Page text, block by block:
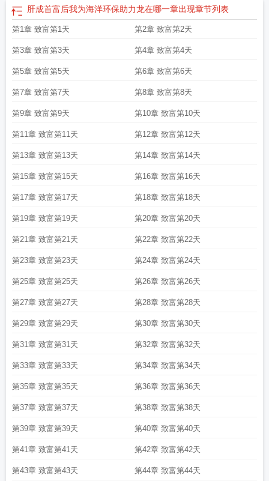
——————————————无cp预收《朕不肝了！》xx穿成了网游《争霸》
里的小皇帝npc。他有一个好消息:他身负游戏系统，知晓剧情。他也有个坏消息:
他是未来亡国君，群雄起义。*【系统:任务一，大风过境，救民救粮。】xx看着县
城，自带瘟疫buff，造反buff，贫困buff，贪buff……xx回望大臣，自带贪婪buff，
害忠良，众多能人志士不堪受迫，揭竿起义，到底谁能登上宝座，为一方霸
命:）*xx哭了，他上敲打大臣玩家，下开义堂学院培养人才，左右还躲着避着发展
科技努力基建。可好不容易才充盈了点小金库，周围虎视眈眈的大臣全闻到味过
近日河坝年久失修。后宫·刺杀玩家·贵妃:陛下，您都好久没来看妾身了。xx:……
要，要钱要命没有，全给朕基建去！！！*几年后，游戏论坛上，一个帖子架起了
几的大神一个没成功，这还叫什么争霸？哦，游戏建模倒是挺超前的，那有什么
利民工程可都写着我们会长的大名呢！3l:哪来的酸鸡？你不知道这世界第一支刺
客军团是我女神？xxl:……楼主，这游戏早改名《基建》，不叫《争霸》了，你不
甲扬名立万》上栗学院是泽西大陆最有名的一所魔武学院，以课程最重，要求最
高，老师最变态而闻名。作为剑士三年级首席，xx在一次初级魔法考试中昏迷过
他自己的壳子。——皮下是用老沉的目光盯着自己的老校长。xx:芜湖！看我不让
祸了，校长亲自去协商。开年级大会，校长还得使出传奇魔法。在又一次因为背
不住咒语被“自己”揪住后，xx炸了！他阴沉沉地看着自己，“你的剑术都学会了？”
术给解决了，他们再一次施展禁术，准备把这场滑稽的旅程给取消掉。紫光大
盛，淡去烟尘后，xx发现自己换壳子了。——他成为了来学校莅临指导的传奇黑
了:校长呢？*几经周折，xx顶着不知名的壳子，拎着魔法猫，魔法狗，魔法兔
他的有灵气，一眼看穿真假。他是世界之子，是光明神的眷顾者，是黑暗神……
习！”猫猫高贵地嗤笑，“哦，那你的转换咒背熟了？”麻瓜x陷入沉默。救命，为什
么剑士一定要学魔法啊！
肝成首富后我为海洋环保助力116肝成首富后我为海洋
肝成首富后我为海洋环保助力龙在哪一章出现章节列表
第1章 致富第1天 第2章 致富第2天
第3章 致富第3天 第4章 致富第4天
第5章 致富第5天 第6章 致富第6天
第7章 致富第7天 第8章 致富第8天
第9章 致富第9天 第10章 致富第10天
第11章 致富第11天 第12章 致富第12天
第13章 致富第13天 第14章 致富第14天
第15章 致富第15天 第16章 致富第16天
第17章 致富第17天 第18章 致富第18天
第19章 致富第19天 第20章 致富第20天
第21章 致富第21天 第22章 致富第22天
第23章 致富第23天 第24章 致富第24天
第25章 致富第25天 第26章 致富第26天
第27章 致富第27天 第28章 致富第28天
第29章 致富第29天 第30章 致富第30天
第31章 致富第31天 第32章 致富第32天
第33章 致富第33天 第34章 致富第34天
第35章 致富第35天 第36章 致富第36天
第37章 致富第37天 第38章 致富第38天
第39章 致富第39天 第40章 致富第40天
第41章 致富第41天 第42章 致富第42天
第43章 致富第43天 第44章 致富第44天